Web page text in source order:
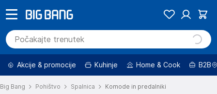
Akcije & promocije Kuhinje Home & Cook B2B
Big Bang Pohištvo Spalnica Komode in predalniki